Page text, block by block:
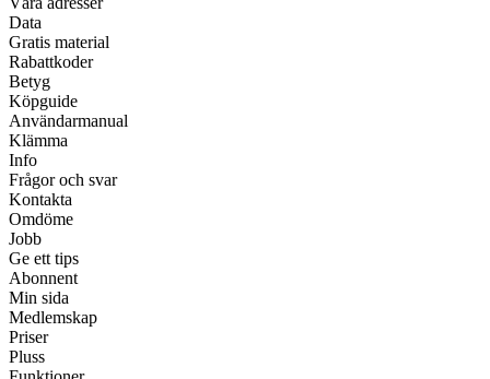
Data
Gratis material
Rabattkoder
Betyg
Köpguide
Användarmanual
Klämma
Info
Frågor och svar
Kontakta
Omdöme
Jobb
Ge ett tips
Abonnent
Min sida
Medlemskap
Priser
Pluss